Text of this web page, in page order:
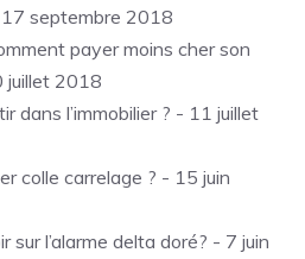
septembre 2018
payer moins cher son
juillet 2018
dans l’immobilier ? - 11 juillet
colle carrelage ? - 15 juin
sur l’alarme delta doré? - 7 juin